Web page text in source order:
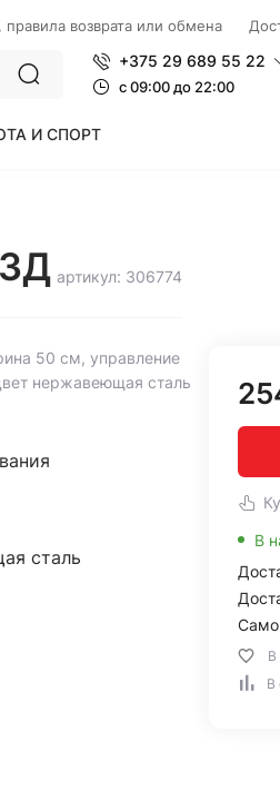
правила возврата или обмена
+375 29 689 55 22
c 09:00 до 22:00
И СПОРТ
артикул: 306774
50 см, управление
нержавеющая сталь
сталь
В
В
В